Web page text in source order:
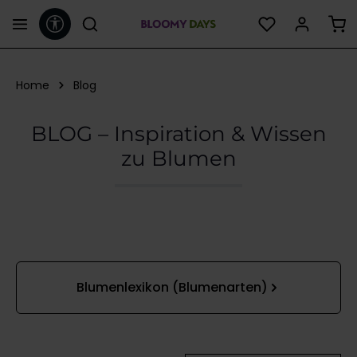
springenWerkzeugleiste anzeigen
Home Blog
BLOG – Inspiration & Wissen
zu Blumen
Kategoriegalerie überspringen
Blumenlexikon (Blumenarten)